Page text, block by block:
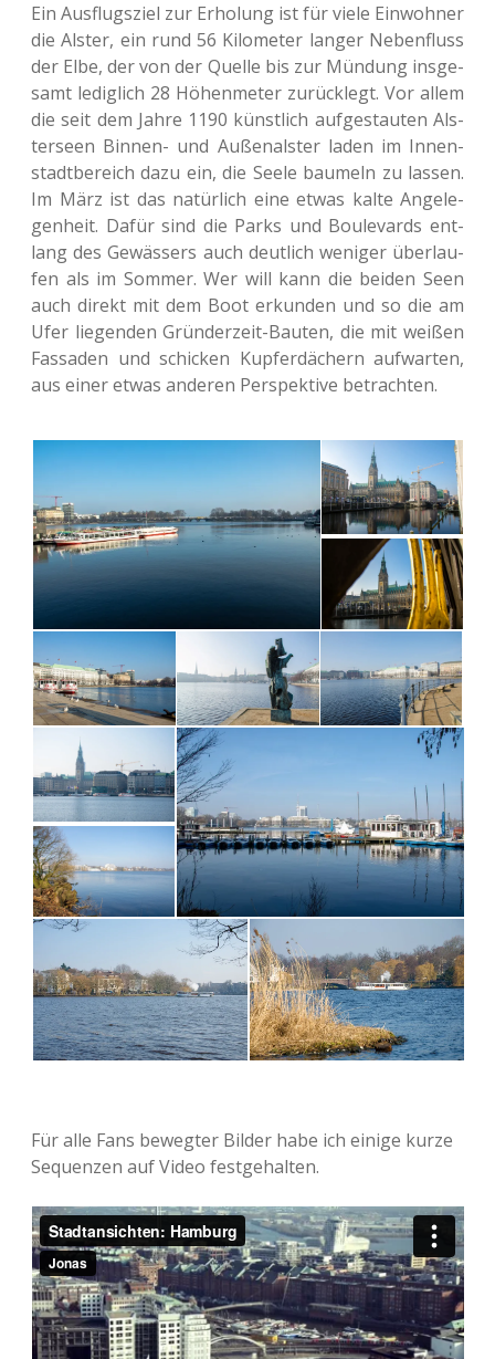
Ein Aus­flugs­ziel zur Erho­lung ist für viele Ein­woh­ner
die Alster, ein rund 56 Kilo­me­ter langer Neben­fluss
der Elbe, der von der Quelle bis zur Mün­dung ins­ge­
samt ledig­lich 28 Höhen­me­ter zurück­legt. Vor allem
die seit dem Jahre 1190 künst­lich auf­ge­stau­ten Als­
ter­seen Binnen- und Außen­als­ter laden im Innen­
stadt­be­reich dazu ein, die Seele bau­meln zu lassen.
Im März ist das natür­lich eine etwas kalte Ange­le­
gen­heit. Dafür sind die Parks und Bou­le­vards ent­
lang des Gewäs­sers auch deut­lich weni­ger über­lau­
fen als im Sommer. Wer will kann die beiden Seen
auch direkt mit dem Boot erkun­den und so die am
Ufer lie­gen­den Grün­der­zeit-Bauten, die mit weißen
Fas­sa­den und schi­cken Kup­fer­dä­chern auf­war­ten,
aus einer etwas ande­ren Per­spek­ti­ve betrachten.
Für alle Fans beweg­ter Bilder habe ich einige kurze
Sequen­zen auf Video festgehalten.